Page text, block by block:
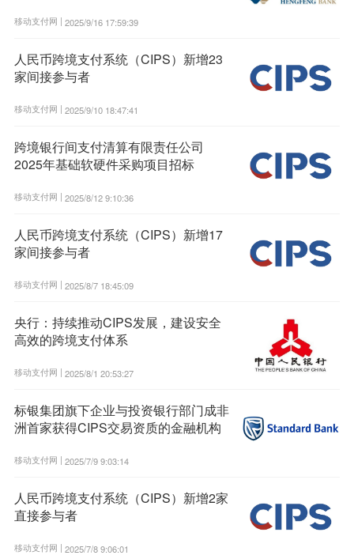
移动支付网 | 2025/9/16 17:59:39
人民币跨境支付系统（CIPS）新增23
家间接参与者
移动支付网 | 2025/9/10 18:47:41
跨境银行间支付清算有限责任公司
2025年基础软硬件采购项目招标
移动支付网 | 2025/8/12 9:10:36
人民币跨境支付系统（CIPS）新增17
家间接参与者
移动支付网 | 2025/8/7 18:45:09
央行：持续推动CIPS发展，建设安全
高效的跨境支付体系
移动支付网 | 2025/8/1 20:53:27
标银集团旗下企业与投资银行部门成非
洲首家获得CIPS交易资质的金融机构
移动支付网 | 2025/7/9 9:03:14
人民币跨境支付系统（CIPS）新增2家
直接参与者
移动支付网 | 2025/7/8 9:06:01